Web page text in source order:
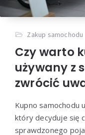
Zakup samochodu
Czy warto
używany z
zwrócić
Kupno samochodu
który decyduje się
sprawdzonego